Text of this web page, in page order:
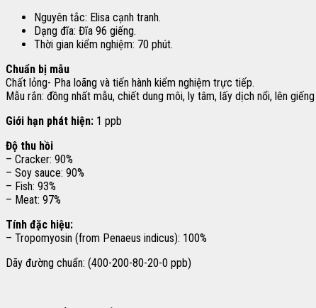
Nguyên tắc: Elisa cạnh tranh.
Dạng đĩa: Đĩa 96 giếng.
Thời gian kiểm nghiệm: 70 phút.
Chuẩn bị mẫu
Chất lỏng- Pha loãng và tiến hành kiểm nghiệm trực tiếp.
Mẫu rắn: đồng nhất mẫu, chiết dung môi, ly tâm, lấy dịch nổi, lên giếng
Giới hạn phát hiện: 1 ppb
Độ thu hồi
– Cracker: 90%
– Soy sauce: 90%
– Fish: 93%
– Meat: 97%
Tính đặc hiệu:
– Tropomyosin (from Penaeus indicus): 100%
Dãy đường chuẩn: (400-200-80-20-0 ppb)